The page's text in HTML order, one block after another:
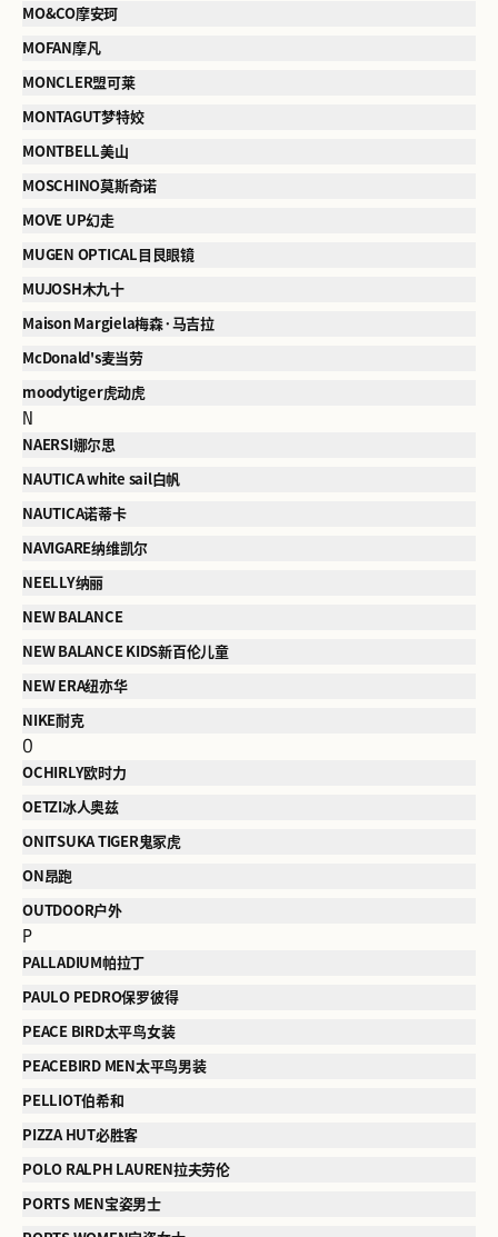
MO&CO摩安珂
MOFAN摩凡
MONCLER盟可莱
MONTAGUT梦特姣
MONTBELL美山
MOSCHINO莫斯奇诺
MOVE UP幻走
MUGEN OPTICAL目艮眼镜
MUJOSH木九十
Maison Margiela梅森·马吉拉
McDonald's麦当劳
moodytiger虎动虎
N
NAERSI娜尔思
NAUTICA white sail白帆
NAUTICA诺蒂卡
NAVIGARE纳维凯尔
NEELLY纳丽
NEW BALANCE
NEW BALANCE KIDS新百伦儿童
NEW ERA纽亦华
NIKE耐克
O
OCHIRLY欧时力
OETZI冰人奥兹
ONITSUKA TIGER鬼冢虎
ON昂跑
OUTDOOR户外
P
PALLADIUM帕拉丁
PAULO PEDRO保罗彼得
PEACE BIRD太平鸟女装
PEACEBIRD MEN太平鸟男装
PELLIOT伯希和
PIZZA HUT必胜客
POLO RALPH LAUREN拉夫劳伦
PORTS MEN宝姿男士